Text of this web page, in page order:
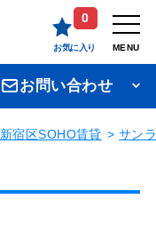
0
お気に入り MENU
お問い合わせ
新宿区SOHO賃貸 サン